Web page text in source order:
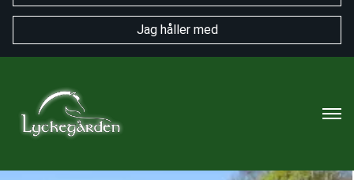
Jag håller med